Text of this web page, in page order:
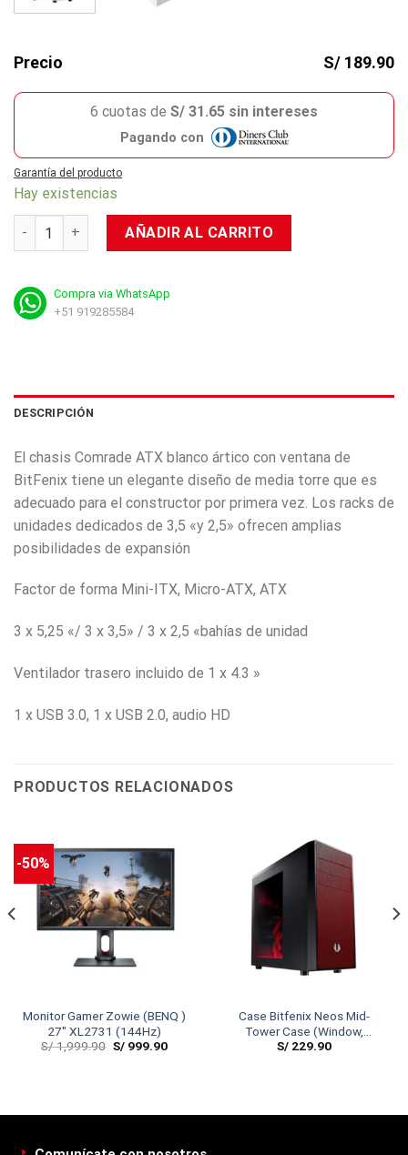
Precio S/ 189.90
6 cuotas de S/ 31.65 sin intereses
Pagando con
Garantía del producto
Hay existencias
Case Bitfenix Comrade Chassis With Window (Arctic White)
AÑADIR AL CARRITO
Compra via WhatsApp
+51 919285584
DESCRIPCIÓN
El chasis Comrade ATX blanco ártico con ventana de
BitFenix tiene un elegante diseño de media torre que es
adecuado para el constructor por primera vez. Los racks de
unidades dedicados de 3,5 «y 2,5» ofrecen amplias
posibilidades de expansión
Factor de forma Mini-ITX, Micro-ATX, ATX
3 x 5,25 «/ 3 x 3,5» / 3 x 2,5 «bahías de unidad
Ventilador trasero incluido de 1 x 4.3 »
1 x USB 3.0, 1 x USB 2.0, audio HD
PRODUCTOS RELACIONADOS
-50%
Monitor Gamer Zowie (BENQ )
27″ XL2731 (144Hz)
S/1,999.90 S/999.90
Case Bitfenix Neos Mid-
Tower Case (Window,
Black/Red)
S/229.90